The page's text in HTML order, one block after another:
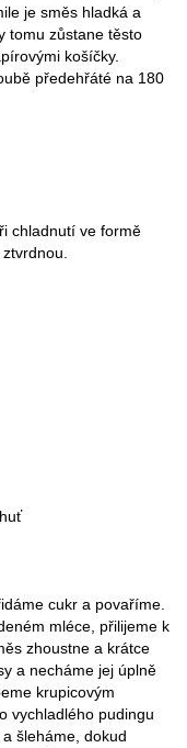
je směs hladká a
tomu zůstane těsto
košíčky.
předehřáté na 180
chladnutí ve formě
cukr a povaříme.
mléce, přilijeme k
zhoustne a krátce
a necháme jej úplně
krupicovým
vychladlého pudingu
šleháme, dokud